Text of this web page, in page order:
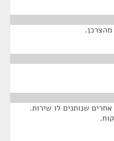
שנותנים לו שירות.